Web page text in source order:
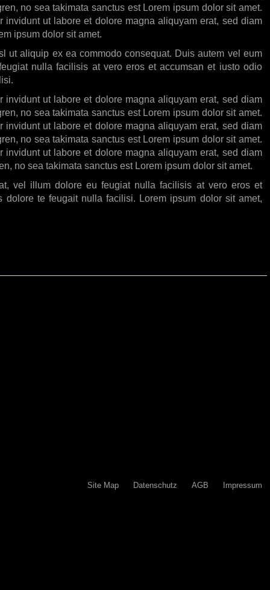
no sea takimata sanctus est Lorem ipsum dolor sit amet.
ut labore et dolore magna aliquyam erat, sed diam
ipsum dolor sit amet.
ut aliquip ex ea commodo consequat. Duis autem vel eum
nulla facilisis at vero eros et accumsan et iusto odio
ut labore et dolore magna aliquyam erat, sed diam
no sea takimata sanctus est Lorem ipsum dolor sit amet.
ut labore et dolore magna aliquyam erat, sed diam
no sea takimata sanctus est Lorem ipsum dolor sit amet.
ut labore et dolore magna aliquyam erat, sed diam
no sea takimata sanctus est Lorem ipsum dolor sit amet.
vel illum dolore eu feugiat nulla facilisis at vero eros et
te feugait nulla facilisi. Lorem ipsum dolor sit amet,
Site Map Datenschutz AGB Impressum